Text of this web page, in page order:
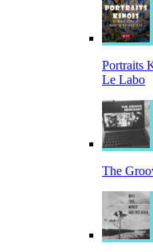
Portraits
Le Labo
The